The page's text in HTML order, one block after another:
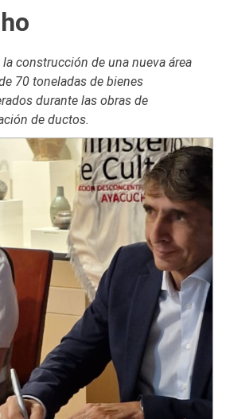
construcción de una nueva área
70 toneladas de bienes
durante las obras de
de ductos.